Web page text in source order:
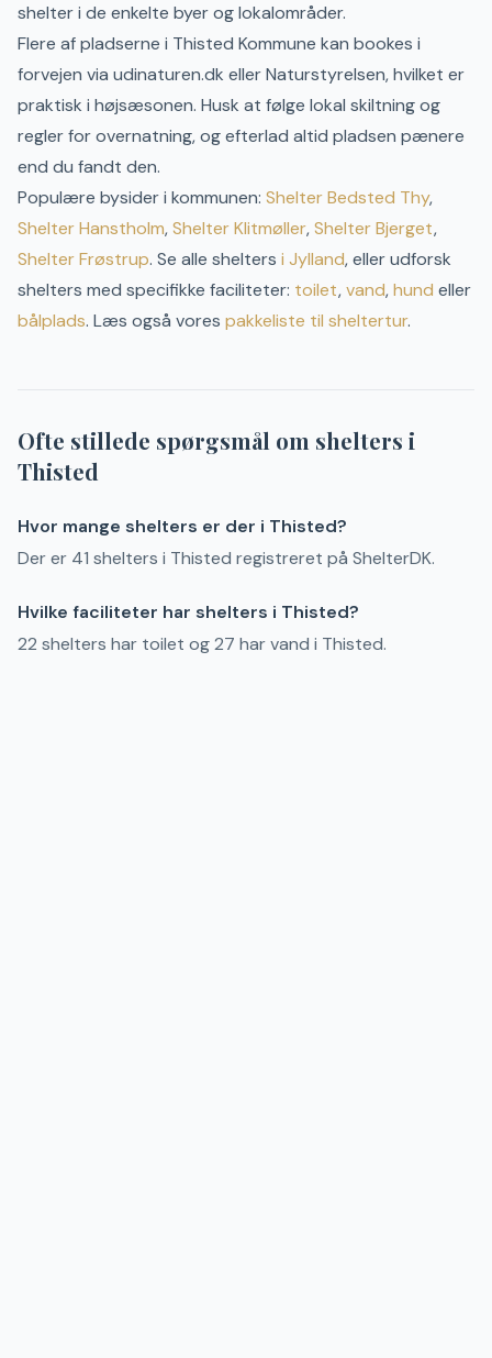
shelter i de enkelte byer og lokalområder.
Flere af pladserne i Thisted Kommune kan bookes i
forvejen via udinaturen.dk eller Naturstyrelsen, hvilket er
praktisk i højsæsonen. Husk at følge lokal skiltning og
regler for overnatning, og efterlad altid pladsen pænere
end du fandt den.
Populære bysider i kommunen: ShelterBedsted Thy,
ShelterHanstholm,ShelterKlitmøller,ShelterBjerget,
ShelterFrøstrup. Se alle shelters i Jylland, eller udforsk
shelters med specifikke faciliteter: toilet,vand,hund eller
bålplads. Læs også vores pakkeliste til sheltertur.
Ofte stillede spørgsmål om shelters i
Thisted
Hvor mange shelters er der i Thisted?
Der er 41 shelters i Thisted registreret på ShelterDK.
Hvilke faciliteter har shelters i Thisted?
22 shelters har toilet og 27 har vand i Thisted.